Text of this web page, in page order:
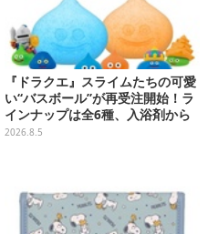
『ドラクエ』スライムたちの可愛
い“バスボール”が再受注開始！ラ
インナップは全6種、入浴剤から
モンスターのフィギュアが出てく
2026.8.5